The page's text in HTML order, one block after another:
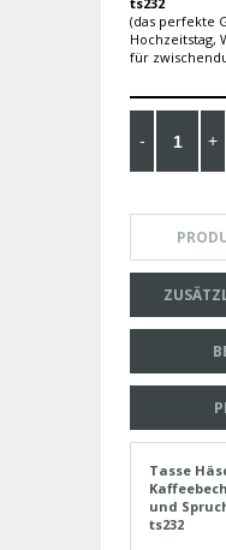
(das perfekte
Hochzeitstag,
für
Tasse
und
ts232